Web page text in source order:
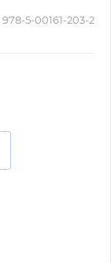
978-5-00161-203-2